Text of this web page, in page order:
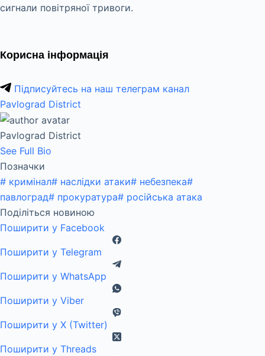
сигнали повітряної тривоги.
Корисна інформація
Підписуйтесь на наш телеграм канал
Pavlograd District
Pavlograd District
See Full Bio
Позначки
# кримінал# наслідки атаки# небезпека#
павлоград# прокуратура# російська атака
Поділіться новиною
Поширити у Facebook
Поширити у Telegram
Поширити у WhatsApp
Поширити у Viber
Поширити у X (Twitter)
Поширити у Threads